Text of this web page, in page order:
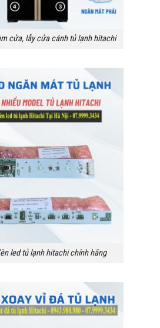
cửa, lẫy cửa cánh tủ lạnh hitachi
led tủ lạnh hitachi chính hãng